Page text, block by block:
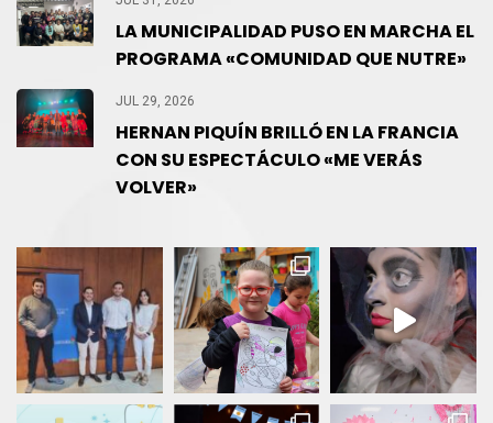
LA MUNICIPALIDAD PUSO EN MARCHA EL
PROGRAMA «COMUNIDAD QUE NUTRE»
JUL 29, 2026
HERNAN PIQUÍN BRILLÓ EN LA FRANCIA
CON SU ESPECTÁCULO «ME VERÁS
VOLVER»